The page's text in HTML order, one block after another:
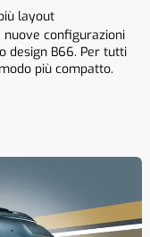
layout
configurazioni
design B66. Per tutti
più compatto.